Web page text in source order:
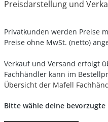
der Längen-,
220 x 250 mm bei 60°.
das Werkstück immer in
Preisdarstellung und
Privatkunden werden Preise
Preise ohne MwSt. (netto)
Verkauf und Versand erfolgt
Fachhändler kann im
Übersicht der Mafell
Bitte wähle deine bevorzugte